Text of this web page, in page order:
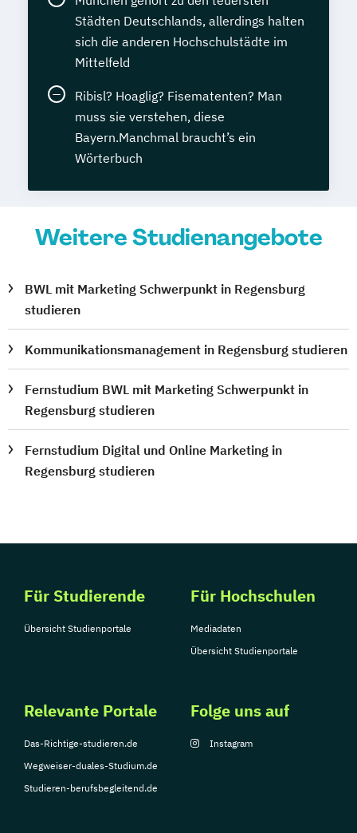
Städten Deutschlands, allerdings halten
sich die anderen Hochschulstädte im
Mittelfeld
Ribisl? Hoaglig? Fisematenten? Man
muss sie verstehen, diese
Bayern.Manchmal braucht’s ein
Wörterbuch
Weitere Studienangebote
BWL mit Marketing Schwerpunkt in Regensburg
studieren
Kommunikationsmanagement in Regensburg studieren
Fernstudium BWL mit Marketing Schwerpunkt in
Regensburg studieren
Fernstudium Digital und Online Marketing in
Regensburg studieren
Für Studierende
Übersicht Studienportale
Für Hochschulen
Mediadaten
Übersicht Studienportale
Relevante Portale
Das-Richtige-studieren.de
Wegweiser-duales-Studium.de
Studieren-berufsbegleitend.de
Folge uns auf
Instagram